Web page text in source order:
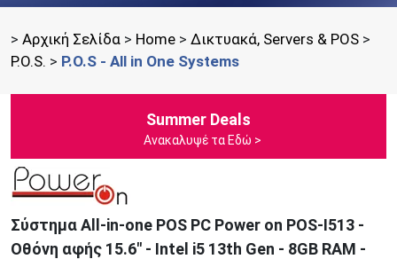
> Αρχική Σελίδα > Home > Δικτυακά, Servers & POS >
P.O.S. > P.O.S - All in One Systems
Summer Deals
Ανακαλυψέ τα Εδώ >
Σύστημα All-in-one POS PC Power on POS-I513 -
Οθόνη αφής 15.6" - Intel i5 13th Gen - 8GB RAM -